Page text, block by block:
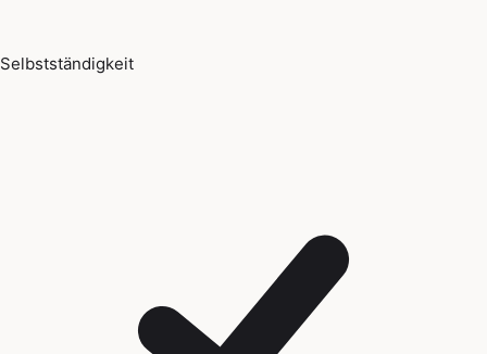
Selbstständigkeit